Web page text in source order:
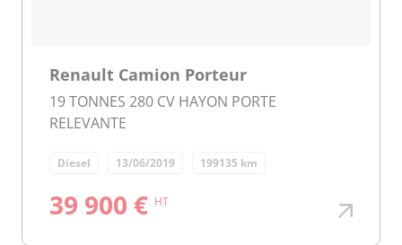
Renault Camion Porteur
19 TONNES 280 CV HAYON PORTE
RELEVANTE
Diesel 13/06/2019 199135 km
39 900 € HT